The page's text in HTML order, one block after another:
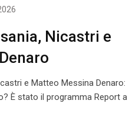
Nicastri e
e Matteo Messina Denaro:
È stato il programma Report a